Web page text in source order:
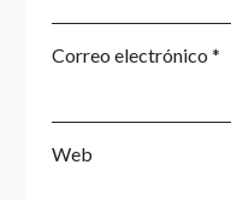
Correo electrónico *
Web